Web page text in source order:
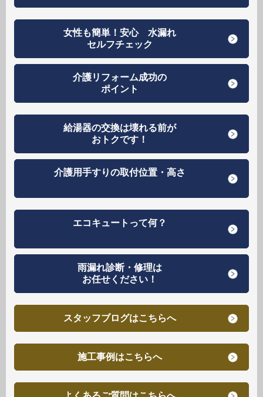
女性も簡単！安心 水漏れ
セルフチェック
介護リフォーム成功の
ポイント
給湯器の交換は壊れる前が
おトクです！
介護用手すりの取付位置・高さ
エコキュートって何？
雨漏れ診断・修理は
お任せください！
スタッフブログはこちらへ
施工事例はこちらへ